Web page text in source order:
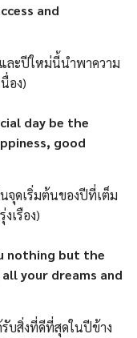
and
ละปีใหม่นี้นำพาความ
อง)
day be the
good
จุดเริ่มต้นของปีที่เต็ม
เรือง)
nothing but the
your dreams and
บสิ่งที่ดีที่สุดในปีข้าง